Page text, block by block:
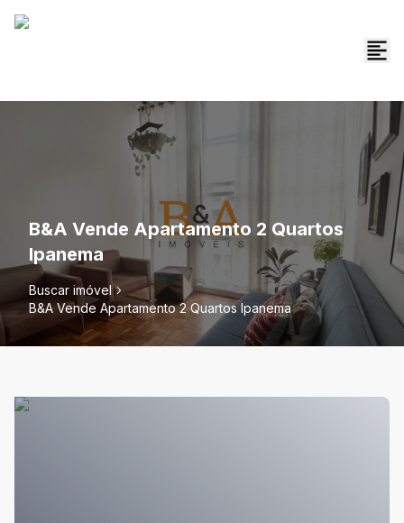
B&A Vende Apartamento 2 Quartos
Ipanema
Buscar imóvel
B&A Vende Apartamento 2 Quartos Ipanema